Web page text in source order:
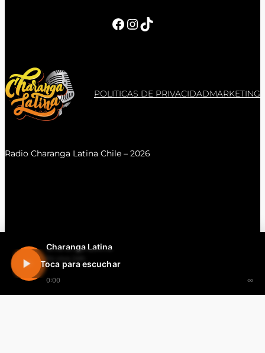
Charanga Latina
En vivo 24h
0:00 ∞
Toca para escuchar
Facebook InstagramTikTok
POLITICAS DE PRIVACIDADMARKETING
Radio Charanga Latina Chile – 2026